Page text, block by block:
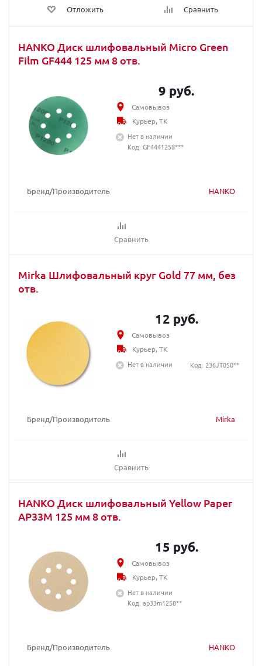
Отложить Сравнить
HANKO Диск шлифовальный Micro Green
Film GF444 125 мм 8 отв.
Бренд/Производитель HANKO
Сравнить
9 руб.
Самовывоз
Курьер, ТК
Нет в наличии
Код: GF4441258***
Mirka Шлифовальный круг Gold 77 мм, без
отв.
Бренд/Производитель Mirka
Сравнить
12 руб.
Самовывоз
Курьер, ТК
Нет в наличии
Код: 236JT050**
HANKO Диск шлифовальный Yellow Paper
AP33M 125 мм 8 отв.
Бренд/Производитель HANKO
15 руб.
Самовывоз
Курьер, ТК
Нет в наличии
Код: ap33m1258**